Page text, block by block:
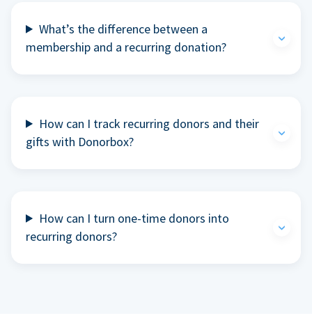
What’s the difference between a
membership and a recurring donation?
How can I track recurring donors and their
gifts with Donorbox?
How can I turn one-time donors into
recurring donors?